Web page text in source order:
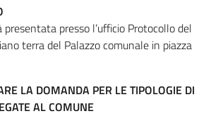
presso l’ufficio Protocollo del
terra del Palazzo comunale in piazza
LA DOMANDA PER LE TIPOLOGIE DI
AL COMUNE